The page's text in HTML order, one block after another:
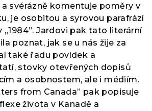
svérázně komentuje poměry v
je osobitou a syrovou parafrází
„1984”. Jardovi pak tato literární
poznat, jak se u nás žije za
také řadu povídek a
stovky otevřených dopisů
a osobnostem, ale i médiím.
from Canada” pak popisuje
života v Kanadě a